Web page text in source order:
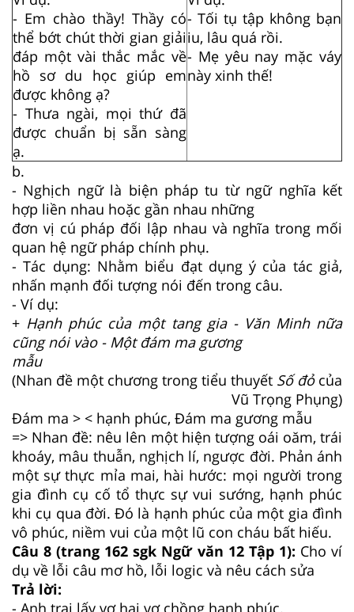
- Em chào thầy! Thầy có
thể bớt chút thời gian giải
đáp một vài thắc mắc về
hồ sơ du học giúp em
được không ạ?
- Thưa ngài, mọi thứ đã
được chuẩn bị sẵn sàng
ạ.
- Tối tụ tập không bạn
iu, lâu quá rồi.
- Mẹ yêu nay mặc váy
này xinh thế!
b.
- Nghịch ngữ là biện pháp tu từ ngữ nghĩa kết
hợp liền nhau hoặc gần nhau những
đơn vị cú pháp đối lập nhau và nghĩa trong mối
quan hệ ngữ pháp chính phụ.
- Tác dụng: Nhằm biểu đạt dụng ý của tác giả,
nhấn mạnh đối tượng nói đến trong câu.
- Ví dụ:
+ Hạnh phúc của một tang gia - Văn Minh nữa
cũng nói vào - Một đám ma gương
mẫu
(Nhan đề một chương trong tiểu thuyết Số đỏcủa
Vũ Trọng Phụng)
Đám ma > < hạnh phúc, Đám ma gương mẫu
=> Nhan đề: nêu lên một hiện tượng oái oăm, trái
khoáy, mâu thuẫn, nghịch lí, ngược đời. Phản ánh
một sự thực mỉa mai, hài hước: mọi người trong
gia đình cụ cố tổ thực sự vui sướng, hạnh phúc
khi cụ qua đời. Đó là hạnh phúc của một gia đình
vô phúc, niềm vui của một lũ con cháu bất hiếu.
Câu 8 (trang 162 sgk Ngữ văn 12 Tập 1): Cho ví
dụ về lỗi câu mơ hồ, lỗi logic và nêu cách sửa
Trả lời:
- Anh trai lấy vợ hai vợ chồng hạnh phúc.